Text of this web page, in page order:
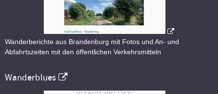
Wanderberichte aus Brandenburg mit Fotos und An- und
Abfahrtszeiten mit den öffentlichen Verkehrsmitteln
Wanderblues